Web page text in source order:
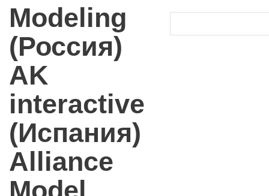
Modeling
(Россия)
AK
interactive
(Испания)
Alliance
Model